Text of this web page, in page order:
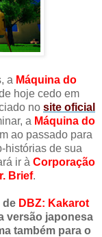
a Máquina do
hoje cedo em
no site oficial
a Máquina do
ao passado para
histórias de sua
ir à Corporação
Brief.
de DBZ: Kakarot
versão japonesa
também para o